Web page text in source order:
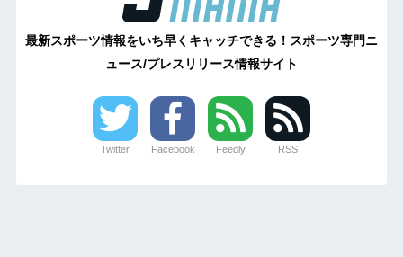
最新スポーツ情報をいち早くキャッチできる！スポーツ専門ニ
ュース/プレスリリース情報サイト
Twitter Facebook Feedly RSS